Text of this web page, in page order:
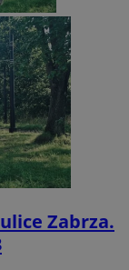
Zabrza.